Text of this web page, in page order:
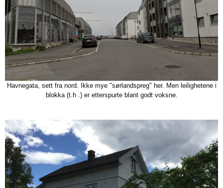
Havnegata, sett fra nord. Ikke mye "sørlandspreg" her. Men leilighetene i
blokka (t.h .) er etterspurte blant godt voksne.